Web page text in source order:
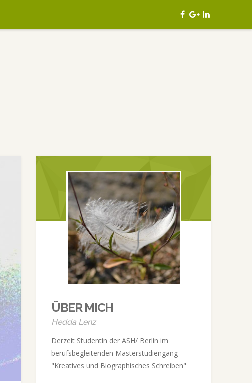
ÜBER MICH
Hedda Lenz
Derzeit Studentin der ASH/ Berlin im
berufsbegleitenden Masterstudiengang
"Kreatives und Biographisches Schreiben"